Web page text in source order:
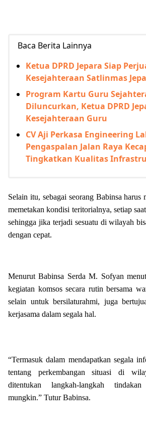
Baca Berita Lainnya
Ketua DPRD Jepara Siap
Kesejahteraan Satlinmas
Program Kartu Guru
Diluncurkan, Ketua DPRD
Kesejahteraan Guru
CV Aji Perkasa Engineering
Pengaspalan Jalan Raya
Tingkatkan Kualitas
Selain itu, sebagai seorang Babinsa harus
memetakan kondisi teritorialnya, setiap
sehingga jika terjadi sesuatu di wilayah
dengan cepat.
Menurut Babinsa Serda M. Sofyan
kegiatan komsos secara rutin bersama
selain untuk bersilaturahmi, juga
kerjasama dalam segala hal.
“Termasuk dalam mendapatkan segala
tentang perkembangan situasi di
ditentukan langkah-langkah
mungkin.” Tutur Babinsa.